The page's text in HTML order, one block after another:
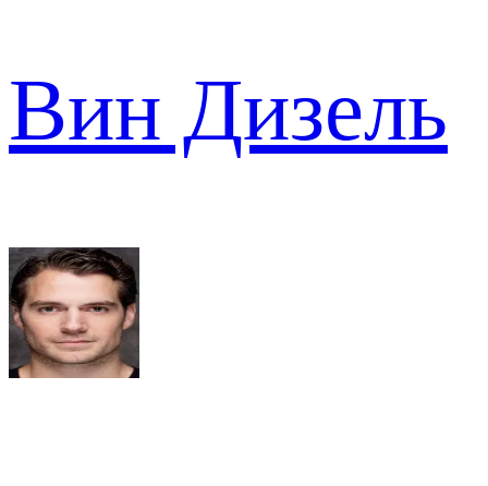
Вин Дизель